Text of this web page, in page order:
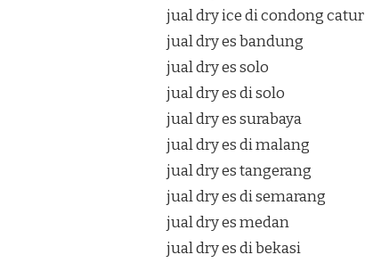
jual dry ice di condong catur
jual dry es bandung
jual dry es solo
jual dry es di solo
jual dry es surabaya
jual dry es di malang
jual dry es tangerang
jual dry es di semarang
jual dry es medan
jual dry es di bekasi